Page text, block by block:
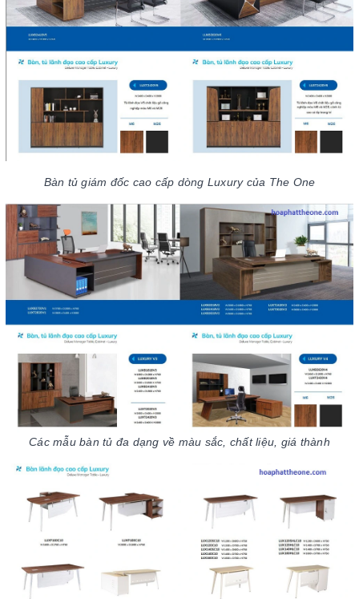
Bàn tủ giám đốc cao cấp dòng Luxury của The One
Các mẫu bàn tủ đa dạng về màu sắc, chất liệu, giá thành